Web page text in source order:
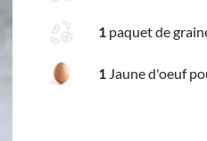
1 paquet de
1 Jaune d'oeuf